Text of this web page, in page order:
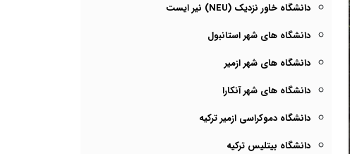
دانشگاه خاور نزدیک (NEU) نیر ایست
دانشگاه های شهر استانبول
دانشگاه های شهر ازمیر
دانشگاه های شهر آنکارا
دانشگاه دموکراسی ازمیر ترکیه
دانشگاه بیتلیس ترکیه